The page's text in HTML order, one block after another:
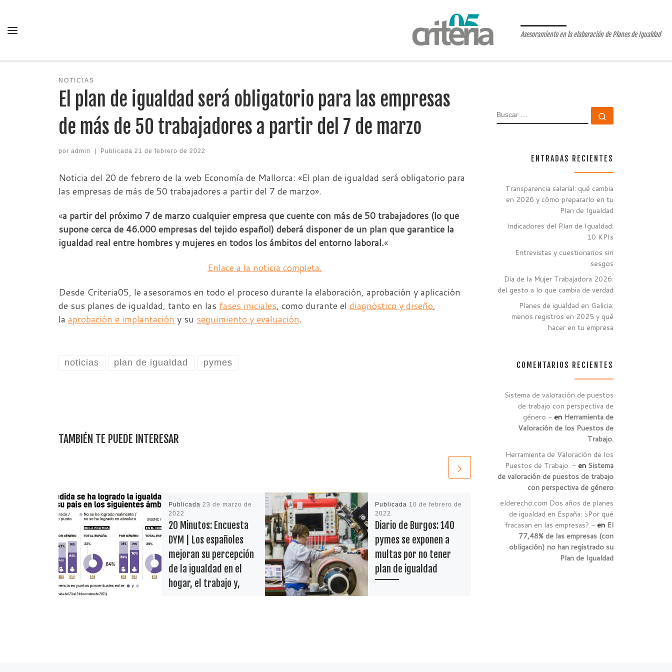
Asesoramiento en la elaboración de Planes de Igualdad
NOTICIAS
El plan de igualdad será obligatorio para las empresas
de más de 50 trabajadores a partir del 7 de marzo
por admin | Publicada 21 de febrero de 2022
Noticia del 20 de febrero de la web Economía de Mallorca: «El plan de igualdad será obligatorio para
las empresas de más de 50 trabajadores a partir del 7 de marzo».
«a partir del próximo 7 de marzo cualquier empresa que cuente con más de 50 trabajadores (lo que
supone cerca de 46.000 empresas del tejido español) deberá disponer de un plan que garantice la
igualdad real entre hombres y mujeres en todos los ámbitos del entorno laboral.«
Enlace a la noticia completa.
Desde Criteria05, le asesoramos en todo el proceso durante la elaboración, aprobación y aplicación
de sus planes de igualdad, tanto en las fases iniciales, como durante el diagnóstico y diseño,
la aprobación e implantación y su seguimiento y evaluación.
noticias plan de igualdad pymes
TAMBIÉN TE PUEDE INTERESAR
Publicada 23 de marzo de
2022
20 Minutos: Encuesta
DYM | Los españoles
mejoran su percepción
de la igualdad en el
hogar, el trabajo y,
Publicada 10 de febrero de
2022
Diario de Burgos: 140
pymes se exponen a
multas por no tener
plan de igualdad
Publicada
2022
CincoDías: «Obligación
plan de igualdad:
sanciones y empresas
BUSCAR
ENTRADAS RECIENTES
Transparencia salarial: qué cambia
en 2026 y cómo prepararlo en tu
Plan de Igualdad
Indicadores del Plan de Igualdad:
10 KPIs
Entrevistas y cuestionarios sin
sesgos
Día de la Mujer Trabajadora 2026:
del gesto a lo que cambia de verdad
Planes de igualdad en Galicia:
menos registros en 2025 y qué
hacer en tu empresa
COMENTARIOS RECIENTES
Sistema de valoración de puestos
de trabajo con perspectiva de
género -en Herramienta de
Valoración de los Puestos de
Trabajo.
Herramienta de Valoración de los
Puestos de Trabajo. -en Sistema
de valoración de puestos de trabajo
con perspectiva de género
elderecho.com Dos años de planes
de igualdad en España: ¿Por qué
fracasan en las empresas? -en El
77,48% de las empresas (con
obligación) no han registrado su
Plan de Igualdad